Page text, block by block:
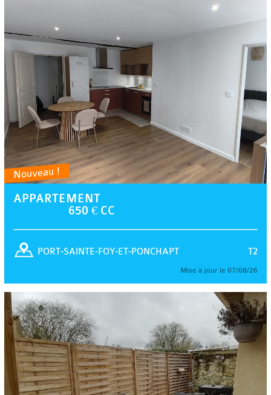
Nouveau !
APPARTEMENT
650 € CC
T2
PORT-SAINTE-FOY-ET-PONCHAPT
Mise à jour le 07/08/26